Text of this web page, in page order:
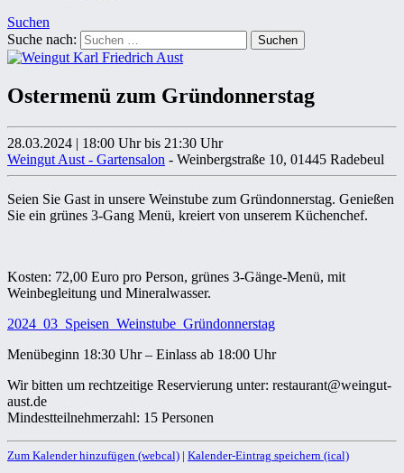
Suchen
Suche nach:
Ostermenü zum Gründonnerstag
28.03.2024 | 18:00 Uhr bis 21:30 Uhr
Weingut Aust - Gartensalon - Weinbergstraße 10, 01445 Radebeul
Seien Sie Gast in unsere Weinstube zum Gründonnerstag. Genießen
Sie ein grünes 3-Gang Menü, kreiert von unserem Küchenchef.
Kosten: 72,00 Euro pro Person, grünes 3-Gänge-Menü, mit
Weinbegleitung und Mineralwasser.
2024_03_Speisen_Weinstube_Gründonnerstag
Menübeginn 18:30 Uhr – Einlass ab 18:00 Uhr
Wir bitten um rechtzeitige Reservierung unter: restaurant@weingut-
aust.de
Mindestteilnehmerzahl: 15 Personen
Zum Kalender hinzufügen (webcal) | Kalender-Eintrag speichern (ical)